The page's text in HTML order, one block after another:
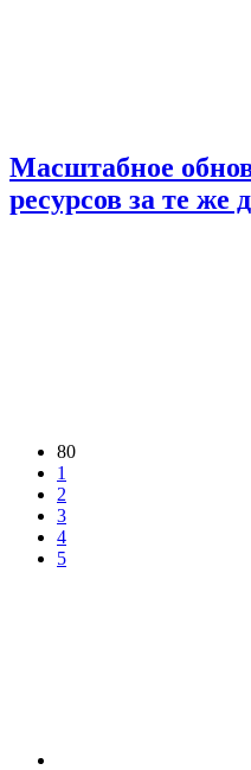
Масштабное
ресурсов за те же
80
1
2
3
4
5